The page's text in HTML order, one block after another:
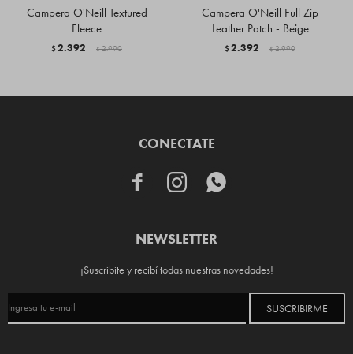
Campera O'Neill Textured
Fleece
$2.392 $ 2.990
Campera O'Neill Full Zip
Leather Patch - Beige
$2.392 $ 2.990
CONECTATE
  
NEWSLETTER
¡Suscribite y recibí todas nuestras novedades!
SUSCRIBIRME